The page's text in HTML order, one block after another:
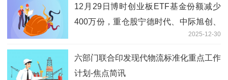
12月29日博时创业板ETF基金份额减少
400万份，重仓股宁德时代、中际旭创、
2025-12-30
六部门联合印发现代物流标准化重点工作
计划-焦点简讯